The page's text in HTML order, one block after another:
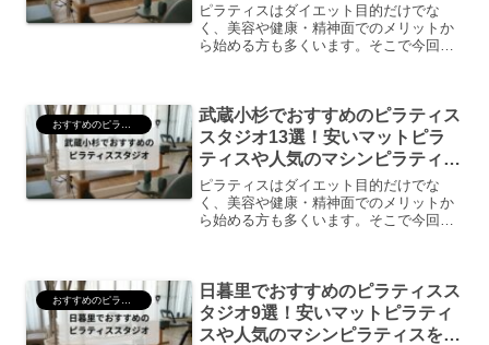
ピラティスはダイエット目的だけでな
く、美容や健康・精神面でのメリットか
ら始める方も多くいます。そこで今回
す。ピラティスとはピラティス...
おすすめのピラティス
武蔵小杉でおすすめのピラティス
スタジオ13選！安いマットピラ
ティスや人気のマシンピラティス
を厳選
ピラティスはダイエット目的だけでな
く、美容や健康・精神面でのメリットか
ら始める方も多くいます。そこで今回
す。ピラティスとはピラティス...
日暮里でおすすめのピラティスス
タジオ9選！安いマットピラティ
スや人気のマシンピラティスを厳